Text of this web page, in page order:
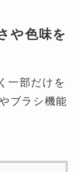
や色味を
一部だけを
ブラシ機能